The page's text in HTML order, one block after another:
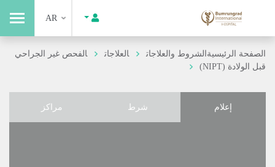
AR
الصفحة الرئيسيةالشروط والعلاجات العلاجات
الفحص غير الجراحي
قبل الولادة (NIPT)
إعلام شرط مراكز